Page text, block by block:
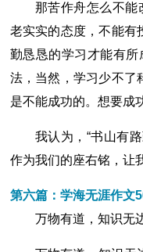
那苦作舟怎么不能
老实实的态度，不能有
勤恳恳的学习才能有所
法，当然，学习少不了
是不能成功的。想要成
我认为，“书山有
作为我们的座右铭，让
第六篇：学海无涯作文
万物有道，知识